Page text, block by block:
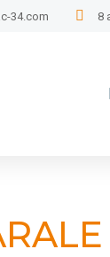
34.com 8